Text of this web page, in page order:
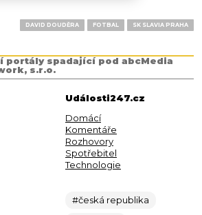
DAVID DOUDĚRA FOTBAL SK SLAVIA PRAHA
portály spadající pod abcMedia
s.r.o.
Události247.cz
Domácí
Komentáře
Rozhovory
Spotřebitel
Technologie
#česká republika